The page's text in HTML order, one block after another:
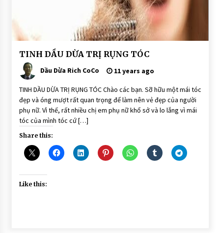
BÀI
VIẾT
DẦU
DỪA
DƯỠNG
TÓC
TINH DẦU DỪA TRỊ RỤNG TÓC
Dầu Dừa Rich CoCo 11 years ago
TINH DẦU DỪA TRỊ RỤNG TÓC Chào các bạn. Sỡ hữu một mái tóc
đẹp và óng mượt rất quan trọng để làm nên vẻ đẹp của người
phụ nữ. Vì thế, rất nhiều chị em phụ nữ khổ sở và lo lắng vì mái
tóc của mình tóc cứ […]
Share this:
Like this: